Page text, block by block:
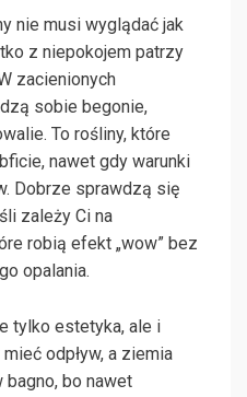
nie musi wyglądać jak
z niepokojem patrzy
zacienionych
sobie begonie,
To rośliny, które
nawet gdy warunki
Dobrze sprawdzą się
zależy Ci na
robią efekt „wow” bez
opalania.
tylko estetyka, ale i
odpływ, a ziemia
bo nawet